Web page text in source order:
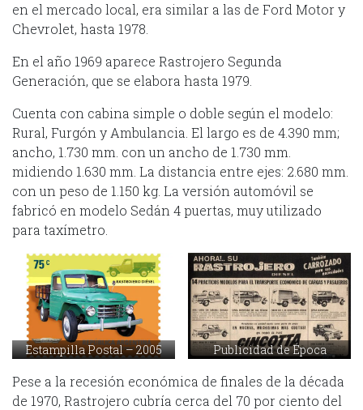
en el mercado local, era similar a las de Ford Motor y
Chevrolet, hasta 1978.
En el año 1969 aparece Rastrojero Segunda
Generación, que se elabora hasta 1979.
Cuenta con cabina simple o doble según el modelo:
Rural, Furgón y Ambulancia. El largo es de 4.390 mm;
ancho, 1.730 mm. con un ancho de 1.730 mm.
midiendo 1.630 mm. La distancia entre ejes: 2.680 mm.
con un peso de 1.150 kg. La versión automóvil se
fabricó en modelo Sedán 4 puertas, muy utilizado
para taxímetro.
Estampilla Postal – 2005 Publicidad de Época
Pese a la recesión económica de finales de la década
de 1970, Rastrojero cubría cerca del 70 por ciento del